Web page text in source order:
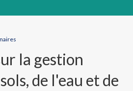
la gestion
de l'eau et de